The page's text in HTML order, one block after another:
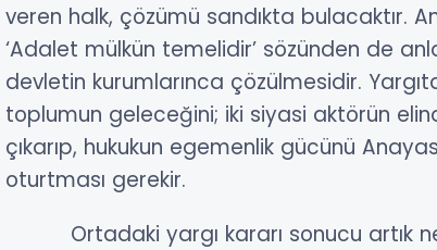
veren halk, çözümü sandıkta bulacaktır.
‘Adalet mülkün temelidir’ sözünden de
devletin kurumlarınca çözülmesidir.
toplumun geleceğini; iki siyasi aktörün
çıkarıp, hukukun egemenlik gücünü
oturtması gerekir.
Ortadaki yargı kararı sonucu artık ne